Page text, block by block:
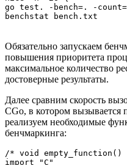
go test. -bench=. -
benchstat bench.txt
Обязательно запускаем
повышения приоритета
максимальное количество
достоверные результаты.
Далее сравним скорость
CGo, в котором вызывается
реализуем необходимые
бенчмаркинга:
/* void
import "C"